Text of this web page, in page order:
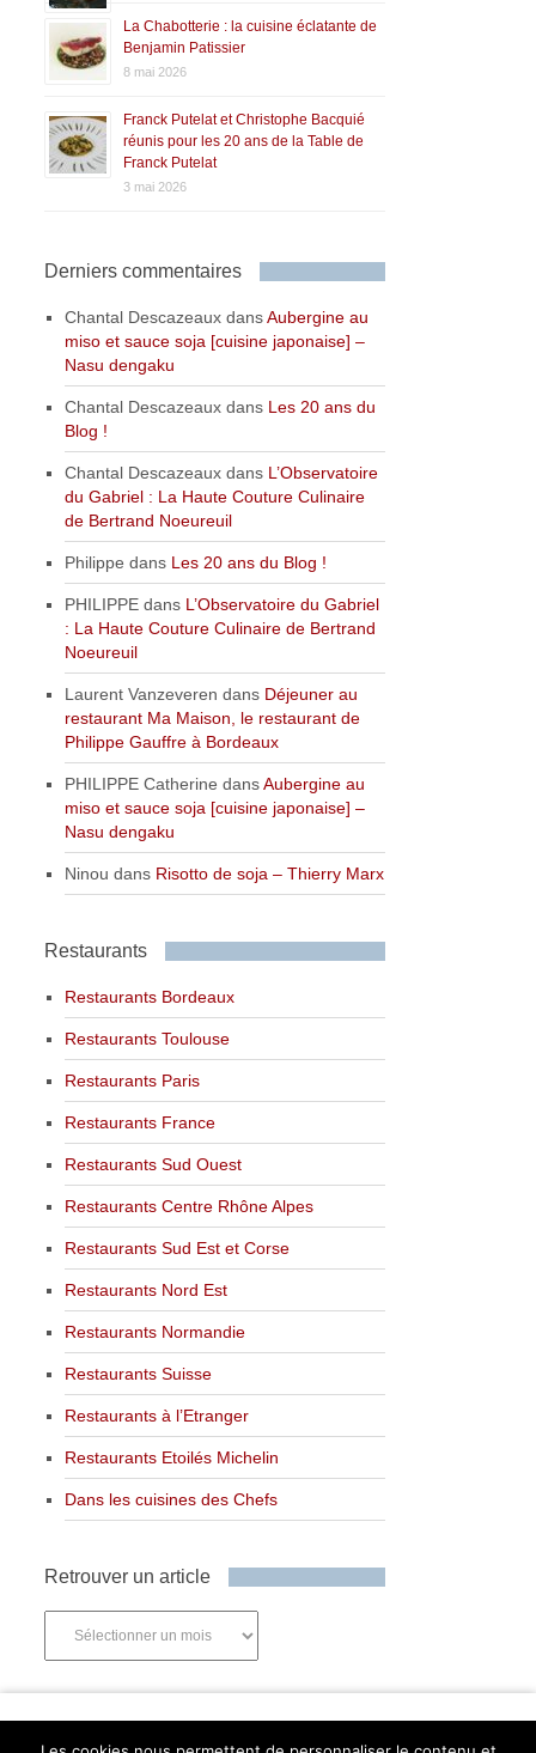
La Chabotterie : la cuisine éclatante de
Benjamin Patissier
8 mai 2026
Franck Putelat et Christophe Bacquié
réunis pour les 20 ans de la Table de
Franck Putelat
3 mai 2026
Derniers commentaires
Chantal Descazeaux dansAubergine au
miso et sauce soja [cuisine japonaise] –
Nasu dengaku
Chantal Descazeaux dans Les 20 ans du
Blog !
Chantal Descazeaux dans L’Observatoire
du Gabriel : La Haute Couture Culinaire
de Bertrand Noeureuil
Philippe dans Les 20 ans du Blog !
PHILIPPE dans L’Observatoire du Gabriel
: La Haute Couture Culinaire de Bertrand
Noeureuil
Laurent Vanzeveren dans Déjeuner au
restaurant Ma Maison, le restaurant de
Philippe Gauffre à Bordeaux
PHILIPPE Catherine dansAubergine au
miso et sauce soja [cuisine japonaise] –
Nasu dengaku
Ninou dans Risotto de soja – Thierry Marx
Restaurants
Restaurants Bordeaux
Restaurants Toulouse
Restaurants Paris
Restaurants France
Restaurants Sud Ouest
Restaurants Centre Rhône Alpes
Restaurants Sud Est et Corse
Restaurants Nord Est
Restaurants Normandie
Restaurants Suisse
Restaurants à l’Etranger
Restaurants Etoilés Michelin
Dans les cuisines des Chefs
Retrouver un article